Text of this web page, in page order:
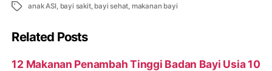
Tags anak ASI, bayi sakit, bayi sehat, makanan bayi
Related Posts
12 Makanan Penambah Tinggi Badan Bayi Usia 10